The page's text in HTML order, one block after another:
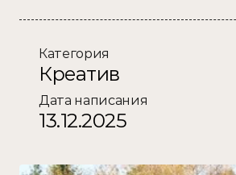
колонны Copy
Категория
Креатив
Дата написания
13.12.2025